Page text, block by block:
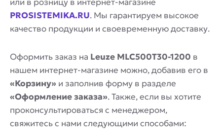
PROSISTEMIKA.RU. Мы гарантируем высокое
качество продукции и своевременную доставку.
Оформить заказ на Leuze MLC500T30-1200 в
нашем интернет-магазине можно, добавив его в
«Корзину» и заполнив форму в разделе
«Оформление заказа». Также, если вы хотите
проконсультироваться с менеджером,
свяжитесь с нами следующими способами: